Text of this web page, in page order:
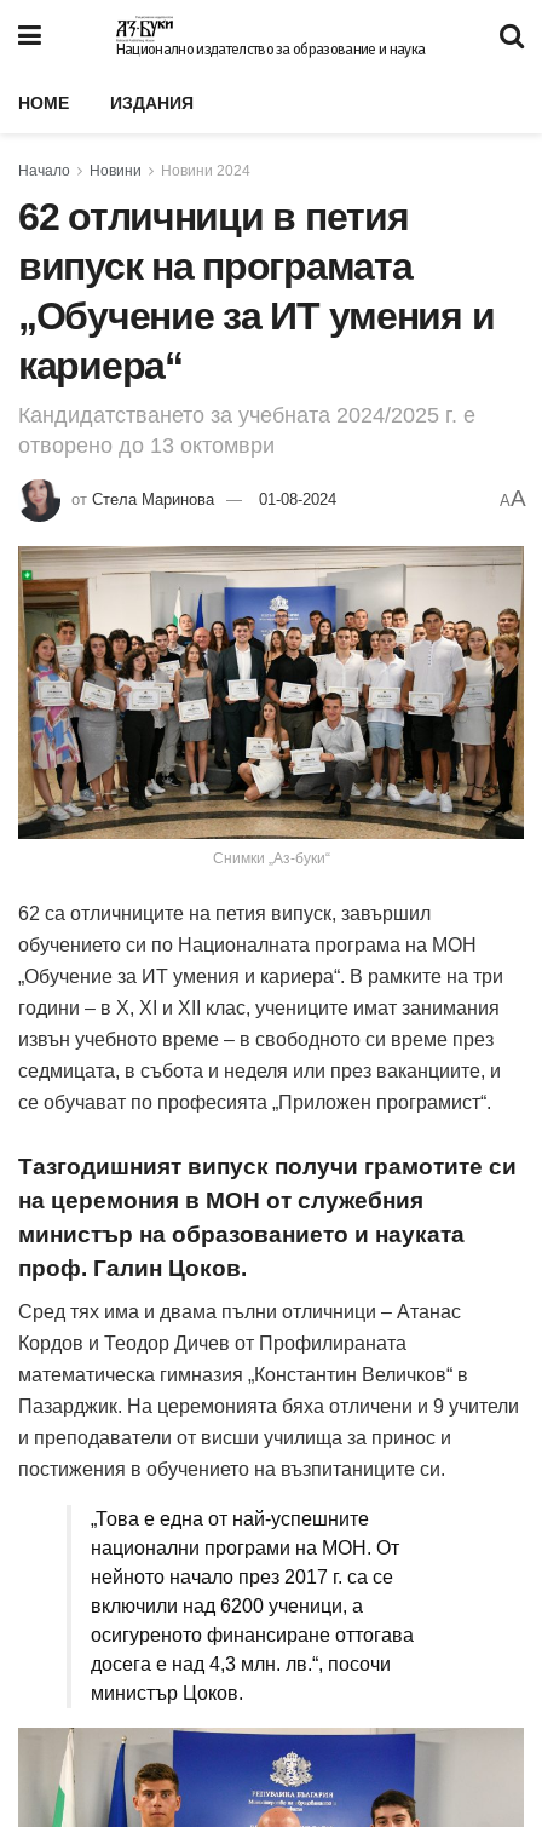
Национално издателство за образование и наука
HOME ИЗДАНИЯ
Начало Новини Новини 2024
62 отличници в петия
випуск на програмата
„Обучение за ИТ умения и
кариера“
Кандидатстването за учебната 2024/2025 г. е
отворено до 13 октомври
от Стела Маринова 01-08-2024 AA
Снимки „Аз-буки“
62 са отличниците на петия випуск, завършил
обучението си по Националната програма на МОН
„Обучение за ИТ умения и кариера“. В рамките на три
години – в Х, ХI и ХII клас, учениците имат занимания
извън учебното време – в свободното си време през
седмицата, в събота и неделя или през ваканциите, и
се обучават по професията „Приложен програмист“.
Тазгодишният випуск получи грамотите си
на церемония в МОН от служебния
министър на образованието и науката
проф. Галин Цоков.
Сред тях има и двама пълни отличници – Атанас
Кордов и Теодор Дичев от Профилираната
математическа гимназия „Константин Величков“ в
Пазарджик. На церемонията бяха отличени и 9 учители
и преподаватели от висши училища за принос и
постижения в обучението на възпитаниците си.
„Това е една от най-успешните
национални програми на МОН. От
нейното начало през 2017 г. са се
включили над 6200 ученици, а
осигуреното финансиране оттогава
досега е над 4,3 млн. лв.“, посочи
министър Цоков.